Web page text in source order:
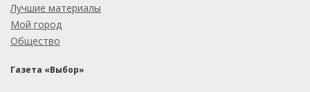
Лучшие материалы
Мой город
Общество
Газета «Выбор»